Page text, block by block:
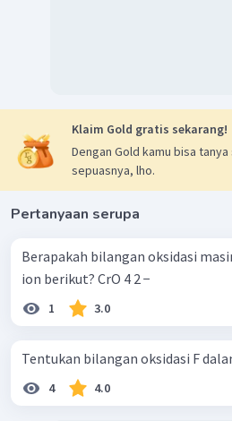
Klaim Gold gratis sekarang!
Dengan Gold kamu bisa
sepuasnya, lho.
Pertanyaan serupa
Berapakah bilangan oksidasi
ion berikut? CrO 4 2 − ​
1 3.0
Tentukan bilangan oksidasi F
4 4.0